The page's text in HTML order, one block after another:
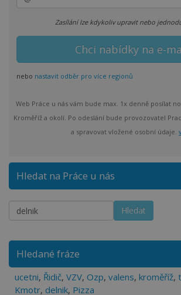
Zasílání lze kdykoliv upravit nebo
nebo nastavit odběr pro více regionů
Web Práce u nás vám bude max. 1x denně posílat
Kroměříž a okolí. Po odeslání bude provozovatel
a spravovat vložené osobní údaje.
Hledat na Práce u nás
Hledané fráze
ucetni, Řidič, VZV, Ozp, valens, kroměříž,
Kmotr, delnik, Pizza